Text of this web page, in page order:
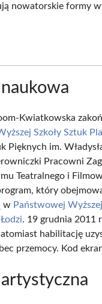
nowatorskie formy
Kwiatkowska
Szkoły Sztuk
Pięknych im.
Pracowni
Teatralnego i
który
w Państwowej
. 19 grudnia 2011
habilitację
przemocy. Kod
artystyczna